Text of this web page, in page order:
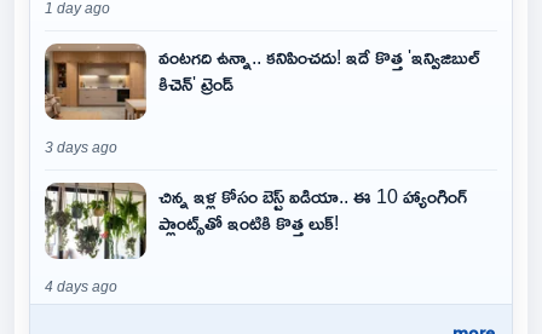
1 day ago
వంటగది ఉన్నా.. కనిపించదు! ఇదే కొత్త 'ఇన్విజిబుల్
కిచెన్' ట్రెండ్
3 days ago
చిన్న ఇళ్ల కోసం బెస్ట్ ఐడియా.. ఈ 10 హ్యాంగింగ్
ప్లాంట్స్‌తో ఇంటికి కొత్త లుక్!
4 days ago